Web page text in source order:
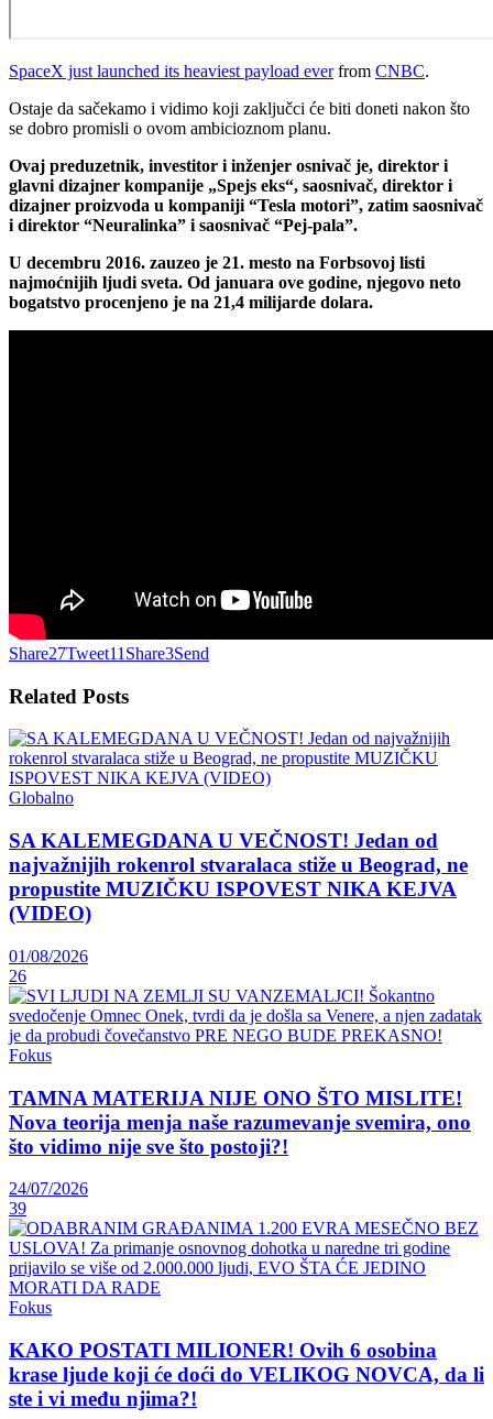
SpaceX just launched its heaviest payload everfrom CNBC.
Ostaje da sačekamo i vidimo koji zaključci će biti doneti nakon što
se dobro promisli o ovom ambicioznom planu.
Ovaj preduzetnik, investitor i inženjer osnivač je, direktor i
glavni dizajner kompanije „Spejs eks“, saosnivač, direktor i
dizajner proizvoda u kompaniji “Tesla motori”, zatim saosnivač
i direktor “Neuralinka” i saosnivač “Pej-pala”.
U decembru 2016. zauzeo je 21. mesto na Forbsovoj listi
najmoćnijih ljudi sveta. Od januara ove godine, njegovo neto
bogatstvo procenjeno je na 21,4 milijarde dolara.
Share27Tweet11 Share3Send
Related Posts
Globalno
SA KALEMEGDANA U VEČNOST! Jedan od
najvažnijih rokenrol stvaralaca stiže u Beograd, ne
propustite MUZIČKU ISPOVEST NIKA KEJVA
(VIDEO)
01/08/2026
26
Fokus
TAMNA MATERIJA NIJE ONO ŠTO MISLITE!
Nova teorija menja naše razumevanje svemira, ono
što vidimo nije sve što postoji?!
24/07/2026
39
Fokus
KAKO POSTATI MILIONER! Ovih 6 osobina
krase ljude koji će doći do VELIKOG NOVCA, da li
ste i vi među njima?!